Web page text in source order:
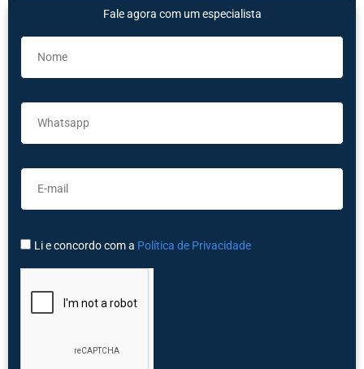
Fale agora com um especialista
Li e concordo com a Política de Privacidade